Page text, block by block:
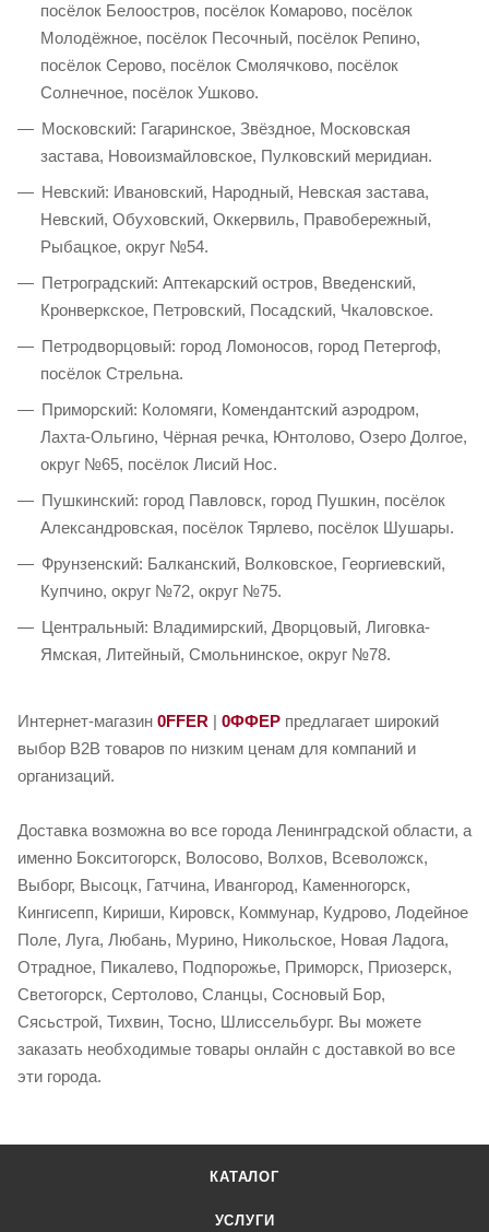
посёлок Белоостров, посёлок Комарово, посёлок
Молодёжное, посёлок Песочный, посёлок Репино,
посёлок Серово, посёлок Смолячково, посёлок
Солнечное, посёлок Ушково.
Московский: Гагаринское, Звёздное, Московская
застава, Новоизмайловское, Пулковский меридиан.
Невский: Ивановский, Народный, Невская застава,
Невский, Обуховский, Оккервиль, Правобережный,
Рыбацкое, округ №54.
Петроградский: Аптекарский остров, Введенский,
Кронверкское, Петровский, Посадский, Чкаловское.
Петродворцовый: город Ломоносов, город Петергоф,
посёлок Стрельна.
Приморский: Коломяги, Комендантский аэродром,
Лахта-Ольгино, Чёрная речка, Юнтолово, Озеро Долгое,
округ №65, посёлок Лисий Нос.
Пушкинский: город Павловск, город Пушкин, посёлок
Александровская, посёлок Тярлево, посёлок Шушары.
Фрунзенский: Балканский, Волковское, Георгиевский,
Купчино, округ №72, округ №75.
Центральный: Владимирский, Дворцовый, Лиговка-
Ямская, Литейный, Смольнинское, округ №78.
Интернет-магазин 0FFER | 0ФФЕР предлагает широкий
выбор B2B товаров по низким ценам для компаний и
организаций.
Доставка возможна во все города Ленинградской области, а
именно Бокситогорск, Волосово, Волхов, Всеволожск,
Выборг, Высоцк, Гатчина, Ивангород, Каменногорск,
Кингисепп, Кириши, Кировск, Коммунар, Кудрово, Лодейное
Поле, Луга, Любань, Мурино, Никольское, Новая Ладога,
Отрадное, Пикалево, Подпорожье, Приморск, Приозерск,
Светогорск, Сертолово, Сланцы, Сосновый Бор,
Сясьстрой, Тихвин, Тосно, Шлиссельбург. Вы можете
заказать необходимые товары онлайн с доставкой во все
эти города.
КАТАЛОГ
УСЛУГИ